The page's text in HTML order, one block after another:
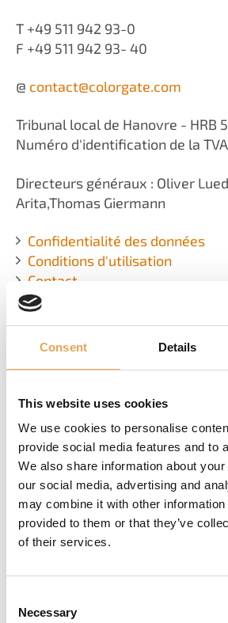
Consent Details
This website uses cookies
We use cookies to personalise
provide social media features and to
We also share information about
our social media, advertising and
may combine it with other information
provided to them or that they’ve
of their services.
Selection
Necessary
T +49 511 942 93-0
F +49 511 942 93- 40
@ contact@colorgate.com
Tribunal local de Hanovre - HRB
Numéro d'identification de la TVA
Directeurs généraux : Oliver
Arita,Thomas Giermann
Confidentialité des données
Conditions d'utilisation
Contact
Avis de droit d'auteur
Tous les contenus de ce site
et données vidéo - sont
d'auteur. Toute édition,
sous quelque forme que ce soit,
l'intégration dans des sites Web
systèmes de base de données,
droits d'auteur.
ColorGATE, Productionserver,